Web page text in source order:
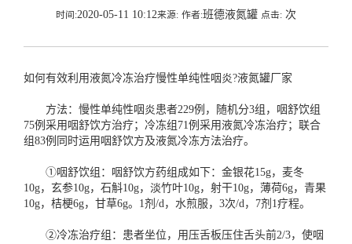
时间:2020-05-11 10:12来源: 作者:班德液氮罐 点击: 次
如何有效利用液氮冷冻治疗慢性单纯性咽炎?液氮罐厂家
方法：慢性单纯性咽炎患者229例，随机分3组，咽舒饮组
75例采用咽舒饮方治疗；冷冻组71例采用液氮冷冻治疗；联合
组83例同时运用咽舒饮方及液氮冷冻方法治疗。
①咽舒饮组：咽舒饮方药组成如下：金银花15g，麦冬
10g，玄参10g，石斛10g，淡竹叶10g，射干10g，薄荷6g，青果
10g，桔梗6g，甘草6g。1剂/d，水煎服，3次/d，7剂1疗程。
②冷冻治疗组：患者坐位，用压舌板压住舌头前2/3，使咽